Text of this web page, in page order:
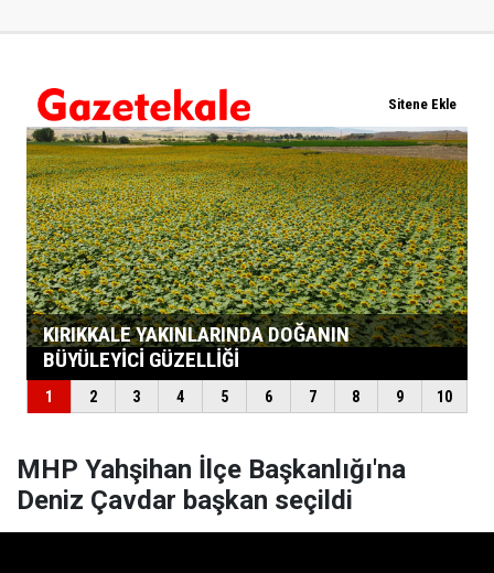
MHP Yahşihan İlçe Başkanlığı'na
Deniz Çavdar başkan seçildi